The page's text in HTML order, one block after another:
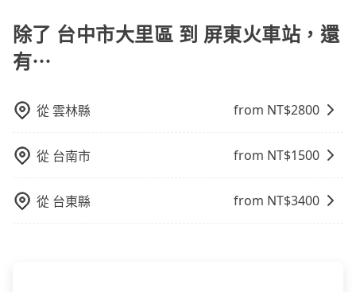
詢到具體的費用。
booking@tripool.app聯繫我們，將有專人協助回覆確
認是否能協助安排。。
除了 台中市大里區 到 屏東火車站，還
有⋯
從雲林縣 from NT$2800
從 台南市 from NT$1500
從 台東縣 from NT$3400